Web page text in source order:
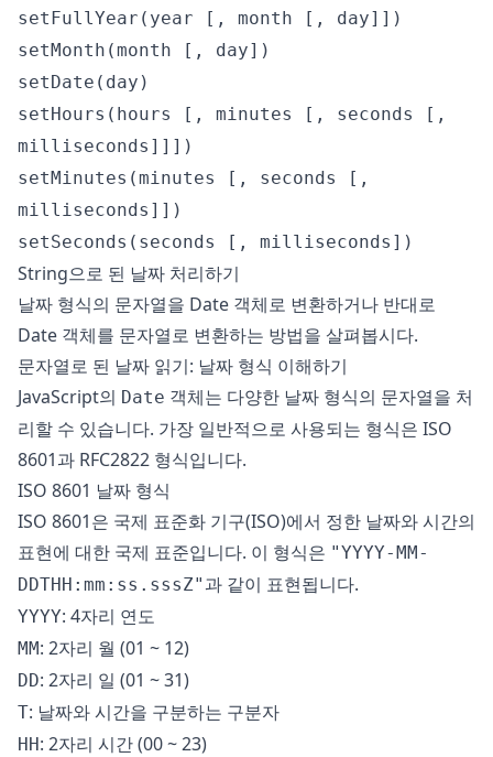
setFullYear(year [, month [, day]])
setMonth(month [, day])
setDate(day)
setHours(hours [, minutes [, seconds [,
milliseconds]]])
setMinutes(minutes [, seconds [,
milliseconds]])
setSeconds(seconds [, milliseconds])
String으로 된 날짜 처리하기
날짜 형식의 문자열을 Date 객체로 변환하거나 반대로
Date 객체를 문자열로 변환하는 방법을 살펴봅시다.
문자열로 된 날짜 읽기: 날짜 형식 이해하기
JavaScript의 Date 객체는 다양한 날짜 형식의 문자열을 처
리할 수 있습니다. 가장 일반적으로 사용되는 형식은 ISO
8601과 RFC2822 형식입니다.
ISO 8601 날짜 형식
ISO 8601은 국제 표준화 기구(ISO)에서 정한 날짜와 시간의
표현에 대한 국제 표준입니다. 이 형식은 "YYYY-MM-
DDTHH:mm:ss.sssZ" 과 같이 표현됩니다.
YYYY: 4자리 연도
MM: 2자리 월 (01 ~ 12)
DD: 2자리 일 (01 ~ 31)
T: 날짜와 시간을 구분하는 구분자
HH: 2자리 시간 (00 ~ 23)